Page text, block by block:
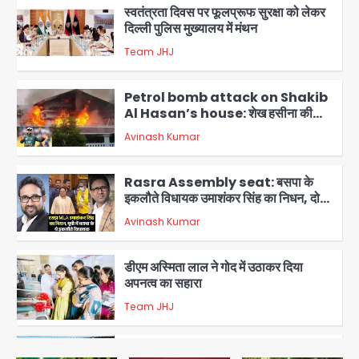
2
स्वतंत्रता दिवस पर फूलप्रूफ सुरक्षा को लेकर
दिल्ली पुलिस मुख्यालय में मंथन
Team JHJ
3
Petrol bomb attack on Shakib
Al Hasan’s house: शेख हसीना की
वर्चुअल प्रेस कॉन्फ्रेंस में जुड़ने पर भड़का
गुस्सा, शाकिब अल हसन के मगुरा स्थित घर पर
पेट्रोल बम से हमला
Avinash Kumar
4
Rasra Assembly seat: बसपा के
इकलौते विधायक उमाशंकर सिंह का निधन, दो
साल से कैंसर से जूझ रहे थे
Avinash Kumar
5
डीएम अस्मिता लाल ने गोद में उठाकर दिया
अपनत्व का सहारा
Team JHJ